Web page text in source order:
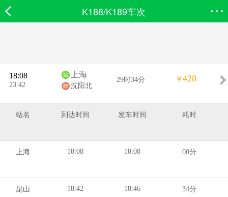
K188/K189车次
18:08
23:42
上海
沈阳北
29时34分 ￥ 428
站名 到达时间 发车时间 耗时
上海 18:08 18:08 00分
昆山 18:42 18:46 34分